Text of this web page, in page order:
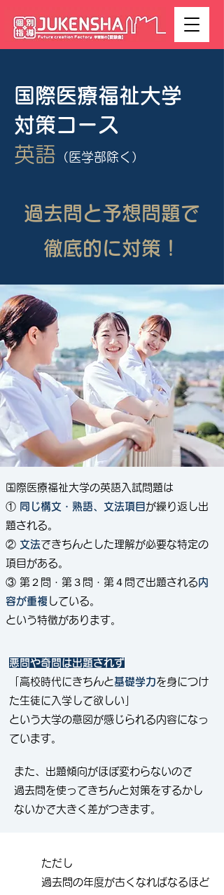
国際医療福祉大学
対策コース
​英語 （医学部除く）
過去問と予想問題で
徹底的に対策！
国際医療福祉大学の英語入試問題は
① 同じ構文・熟語、文法項目 が繰り返し出
題される。
② 文法できちんとした理解が必要な特定の
項目がある。
​③ 第２問・第３問・第４問で出題される内
容が重複 している。
​という特徴があります。
悪問や奇問は出題されず
​「高校時代にきちんと基礎学力を身につけ
た生徒に入学して欲しい」
​という大学の意図が感じられる内容になっ
ています。
また、出題傾向がほぼ変わらないので
過去問を使ってきちんと対策をするかし
ないかで大きく差がつきます。
ただし
過去問の年度が古くなればなるほど